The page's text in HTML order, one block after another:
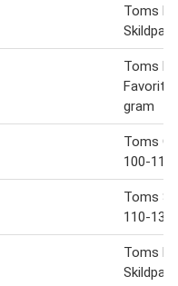
Toms
Toms
gram
Toms
100-116
Toms
110-130
Toms